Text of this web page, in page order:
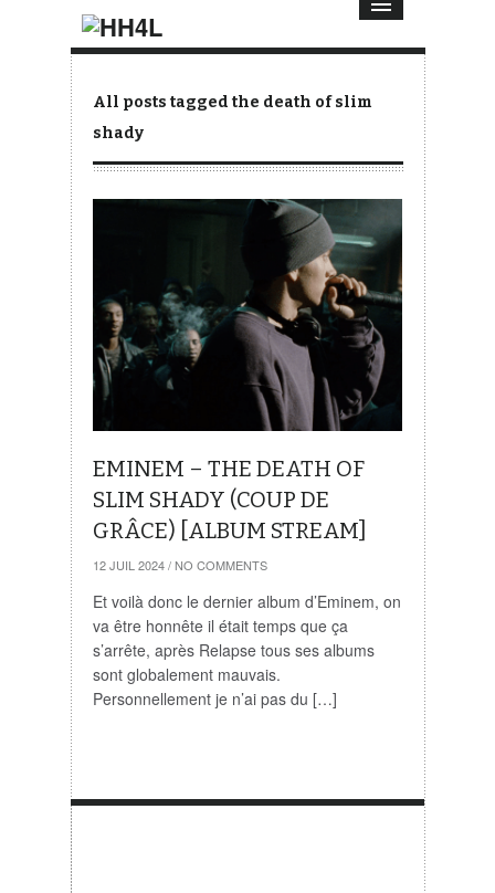
All posts tagged the death of slim
shady
EMINEM – THE DEATH OF
SLIM SHADY (COUP DE
GRÂCE) [ALBUM STREAM]
12 JUIL 2024 / NO COMMENTS
Et voilà donc le dernier album d’Eminem, on
va être honnête il était temps que ça
s’arrête, après Relapse tous ses albums
sont globalement mauvais.
Personnellement je n’ai pas du […]